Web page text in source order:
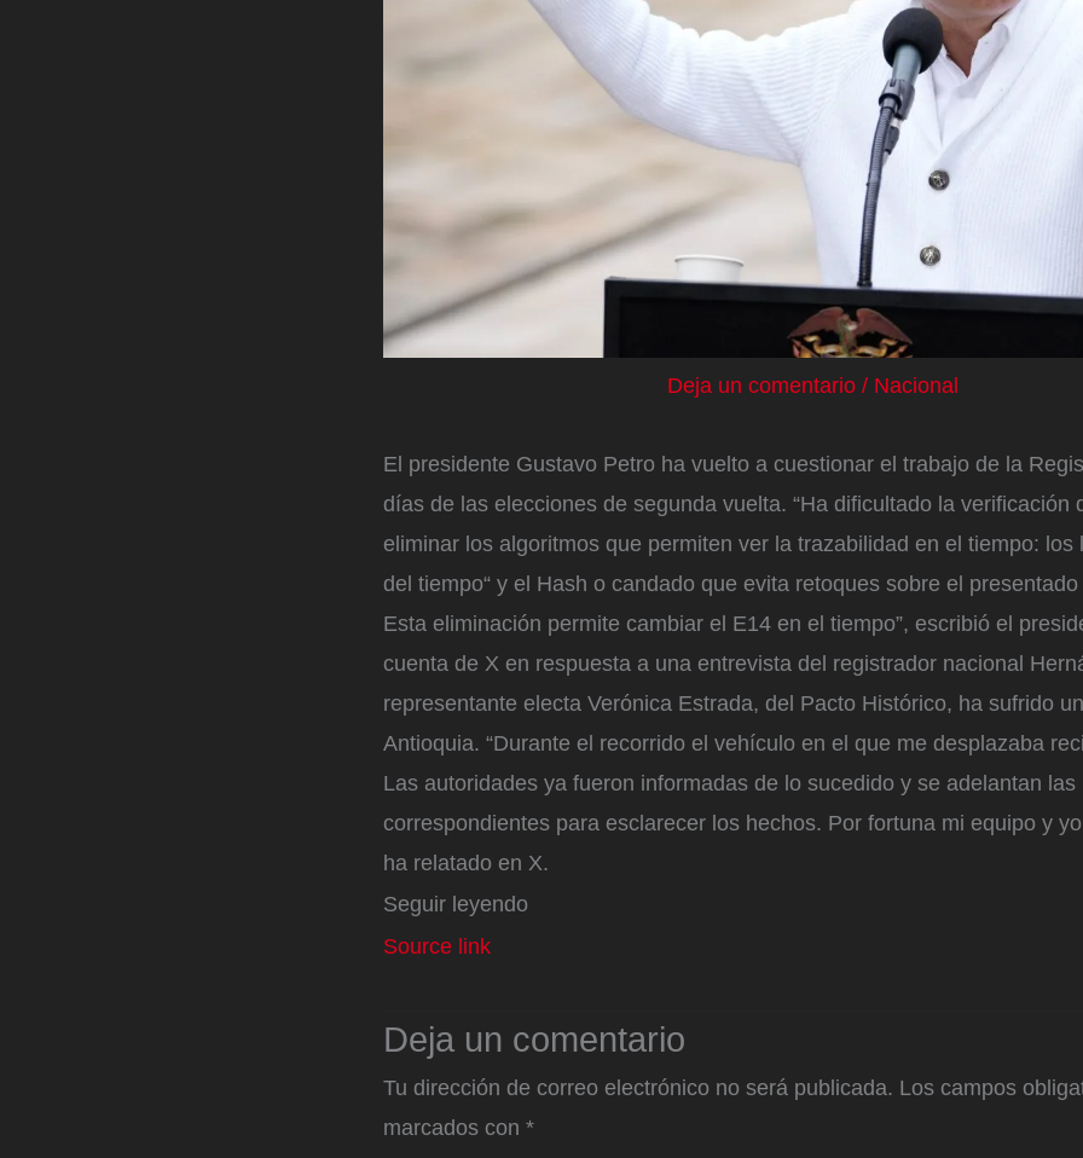
Deja un comentario / Nacional
El presidente Gustavo Petro ha vuelto a cuestionar el trabajo de la
días de las elecciones de segunda vuelta. “Ha dificultado la verificación
eliminar los algoritmos que permiten ver la trazabilidad en el tiempo: los
del tiempo“ y el Hash o candado que evita retoques sobre el
Esta eliminación permite cambiar el E14 en el tiempo”, escribió el
cuenta de X en respuesta a una entrevista del registrador nacional
representante electa Verónica Estrada, del Pacto Histórico, ha sufrido
Antioquia. “Durante el recorrido el vehículo en el que me desplazaba
Las autoridades ya fueron informadas de lo sucedido y se adelantan
correspondientes para esclarecer los hechos. Por fortuna mi equipo y
ha relatado en X.
Seguir leyendo
Source link
Deja un comentario
Tu dirección de correo electrónico no será publicada. Los campos
marcados con *